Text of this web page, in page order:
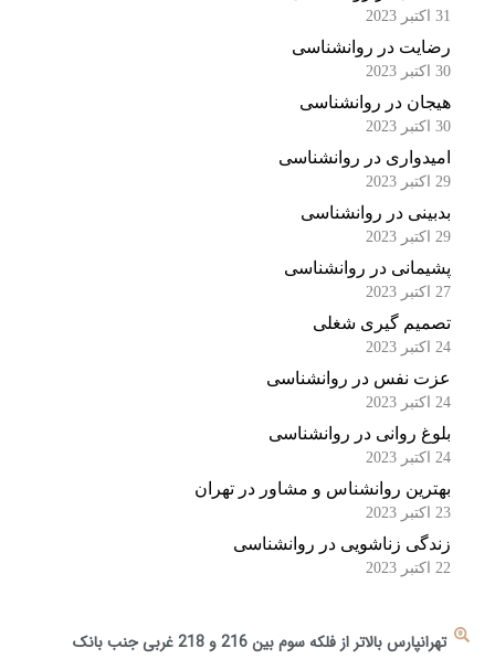
رضایت در روانشناسی
هیجان در روانشناسی
امیدواری در روانشناسی
بدبینی در روانشناسی
پشیمانی در روانشناسی
تصمیم گیری شغلی
عزت نفس در روانشناسی
بلوغ روانی در روانشناسی
بهترین روانشناس و مشاور در تهران
زندگی زناشویی در روانشناسی
تهرانپارس بالاتر از فلکه سوم بین 216 و 218 غربی جنب بانک